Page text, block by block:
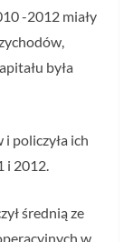
-2012 miały
była
policzyła ich
i 2012.
średnią ze
w